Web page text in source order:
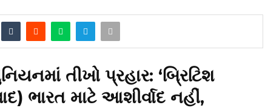
તીખો પ્રહાર: ‘બ્રિટિશ
ભારત માટે આશીર્વાદ નહીં,